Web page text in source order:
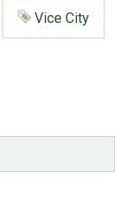
Vice City